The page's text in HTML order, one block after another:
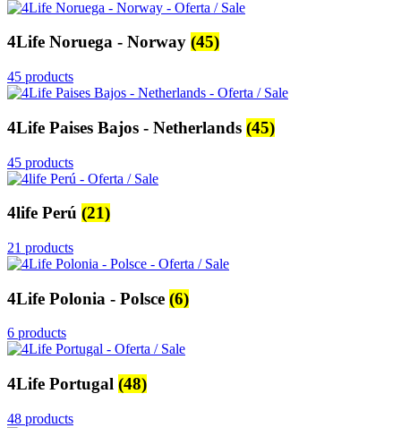
4Life Noruega - Norway (45)
45 products
4Life Paises Bajos - Netherlands (45)
45 products
4life Perú (21)
21 products
4Life Polonia - Polsce (6)
6 products
4Life Portugal (48)
48 products